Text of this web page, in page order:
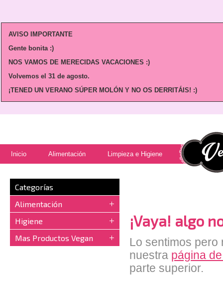
AVISO IMPORTANTE
Gente bonita :)
NOS VAMOS DE MERECIDAS VACACIONES :)
Volvemos el 31 de agosto.
¡TENED UN VERANO SÚPER MOLÓN Y NO OS DERRITÁIS! :)
Inicio Alimentación Limpieza e Higiene
Categorías
Alimentación
Higiene
Mas Productos Vegan
¡Vaya! algo
Lo sentimos pero
nuestra página
parte superior.